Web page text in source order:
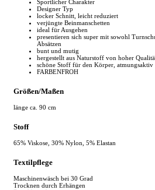
Sportlicher Charakter
Designer Typ
locker Schnitt, leicht reduziert
verjüngte Beinmanschetten
ideal für Ausgehen
presentieren sich super mit sowohl
Absätzen
bunt und mutig
hergestellt aus Naturstoff von hoher
schöne Stoff für den Körper, atmungsaktiv
FARBENFROH
Größen/Maßen
länge ca. 90 cm
Stoff
65% Viskose, 30% Nylon, 5% Elastan
Textilpflege
Maschinenwäsch bei 30 Grad
Trocknen durch Erhängen